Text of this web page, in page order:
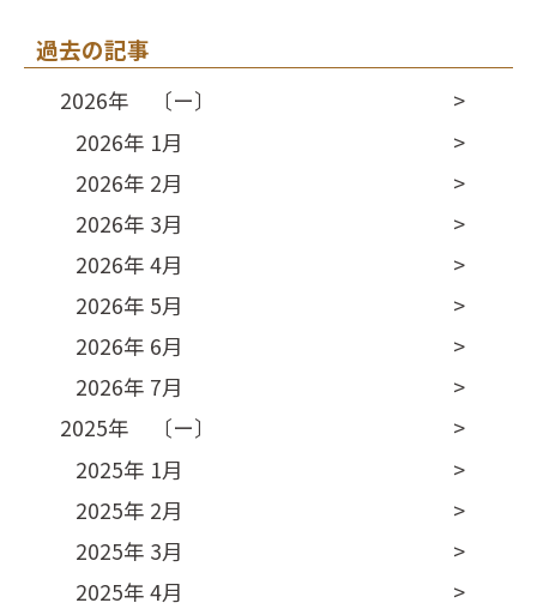
過去の記事
2026年 〔ー〕
2026年 1月
2026年 2月
2026年 3月
2026年 4月
2026年 5月
2026年 6月
2026年 7月
2025年 〔ー〕
2025年 1月
2025年 2月
2025年 3月
2025年 4月